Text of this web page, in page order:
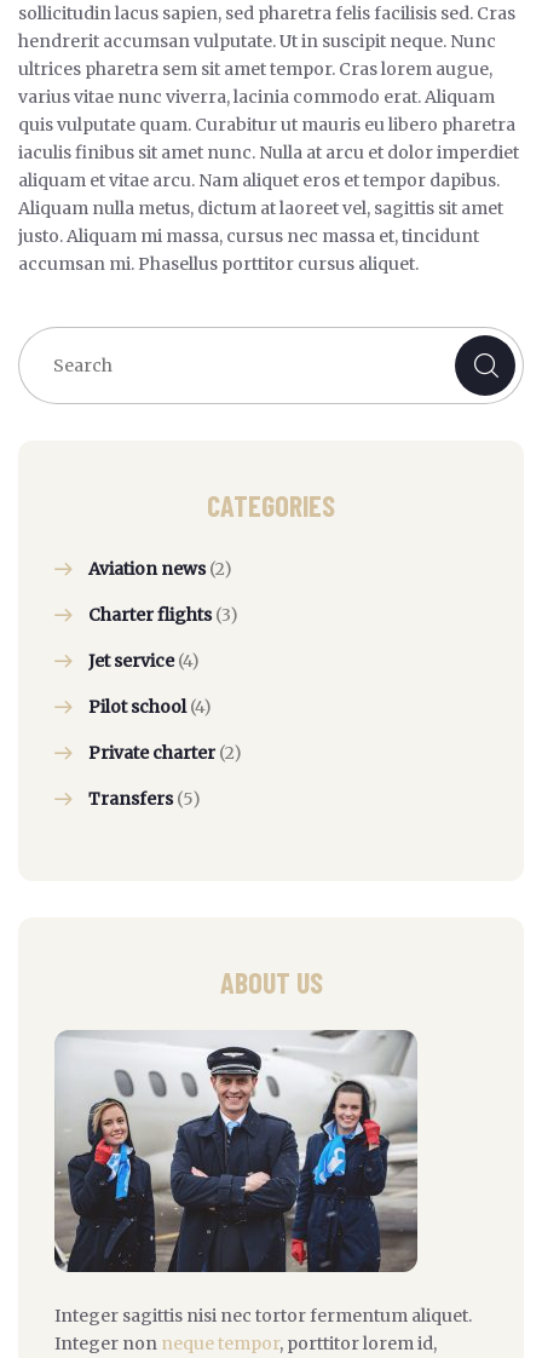
sollicitudin lacus sapien, sed pharetra felis facilisis sed. Cras
hendrerit accumsan vulputate. Ut in suscipit neque. Nunc
ultrices pharetra sem sit amet tempor. Cras lorem augue,
varius vitae nunc viverra, lacinia commodo erat. Aliquam
quis vulputate quam. Curabitur ut mauris eu libero pharetra
iaculis finibus sit amet nunc. Nulla at arcu et dolor imperdiet
aliquam et vitae arcu. Nam aliquet eros et tempor dapibus.
Aliquam nulla metus, dictum at laoreet vel, sagittis sit amet
justo. Aliquam mi massa, cursus nec massa et, tincidunt
accumsan mi. Phasellus porttitor cursus aliquet.
CATEGORIES
Aviation news(2)
Charter flights(3)
Jet service(4)
Pilot school(4)
Private charter (2)
Transfers(5)
ABOUT US
Integer sagittis nisi nec tortor fermentum aliquet.
Integer non neque tempor, porttitor lorem id,